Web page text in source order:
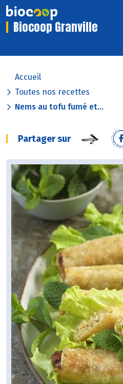
Biocoop Granville
Accueil
Toutes nos recettes
Nems au tofu fumé et...
Partager sur